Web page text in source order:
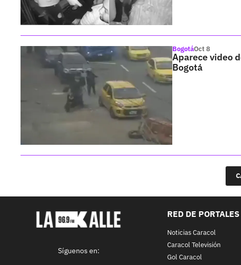
BogotáOct 8
Aparece video
Bogotá
Síguenos en:
RED DE PORTALES
Noticias Caracol
Caracol Televisión
Gol Caracol